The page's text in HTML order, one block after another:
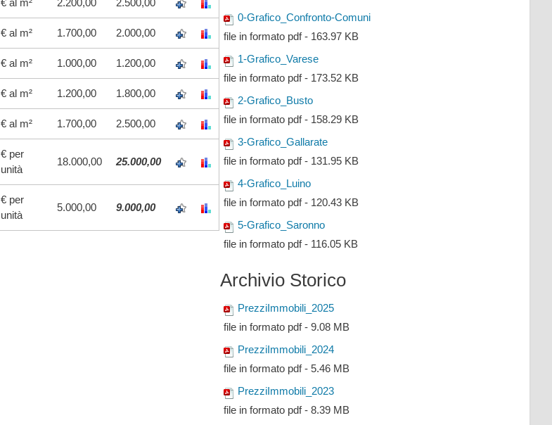
€ al m² 1.700,00 2.000,00
€ al m² 1.000,00 1.200,00
€ al m² 1.200,00 1.800,00
€ al m² 1.700,00 2.500,00
€ per
unità
18.000,00 25.000,00
€ per
unità
5.000,00 9.000,00
0-Grafico_Confronto-Comuni
file in formato pdf - 163.97 KB
1-Grafico_Varese
file in formato pdf - 173.52 KB
2-Grafico_Busto
file in formato pdf - 158.29 KB
3-Grafico_Gallarate
file in formato pdf - 131.95 KB
4-Grafico_Luino
file in formato pdf - 120.43 KB
5-Grafico_Saronno
file in formato pdf - 116.05 KB
Archivio Storico
PrezziImmobili_2025
file in formato pdf - 9.08 MB
PrezziImmobili_2024
file in formato pdf - 5.46 MB
PrezziImmobili_2023
file in formato pdf - 8.39 MB